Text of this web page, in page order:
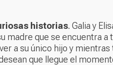
historias. Galia y
madre que se encuentra a
a su único hijo y
que llegue el